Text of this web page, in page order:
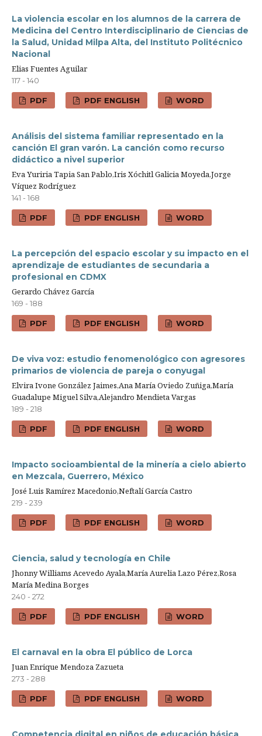
La violencia escolar en los alumnos de la carrera de
Medicina del Centro Interdisciplinario de Ciencias de
la Salud, Unidad Milpa Alta, del Instituto Politécnico
Nacional
Elias Fuentes Aguilar
117 - 140
PDF PDF ENGLISH WORD
Análisis del sistema familiar representado en la
canción El gran varón. La canción como recurso
didáctico a nivel superior
Eva Yuriria Tapia San Pablo,Iris Xóchitl Galicia Moyeda,Jorge
Víquez Rodríguez
141 - 168
PDF PDF ENGLISH WORD
La percepción del espacio escolar y su impacto en el
aprendizaje de estudiantes de secundaria a
profesional en CDMX
Gerardo Chávez García
169 - 188
PDF PDF ENGLISH WORD
De viva voz: estudio fenomenológico con agresores
primarios de violencia de pareja o conyugal
Elvira Ivone González Jaimes,Ana María Oviedo Zuñiga,María
Guadalupe Miguel Silva,Alejandro Mendieta Vargas
189 - 218
PDF PDF ENGLISH WORD
Impacto socioambiental de la minería a cielo abierto
en Mezcala, Guerrero, México
José Luis Ramírez Macedonio,Neftalí García Castro
219 - 239
PDF PDF ENGLISH WORD
Ciencia, salud y tecnología en Chile
Jhonny Williams Acevedo Ayala,María Aurelia Lazo Pérez,Rosa
María Medina Borges
240 - 272
PDF PDF ENGLISH WORD
El carnaval en la obra El público de Lorca
Juan Enrique Mendoza Zazueta
273 - 288
PDF PDF ENGLISH WORD